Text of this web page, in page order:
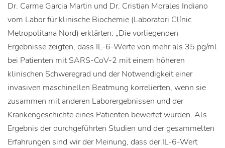
Dr. Carme Garcia Martin und Dr. Cristian Morales Indiano
vom Labor für klinische Biochemie (Laboratori Clínic
Metropolitana Nord) erklärten: „Die vorliegenden
Ergebnisse zeigten, dass IL-6-Werte von mehr als 35 pg/ml
bei Patienten mit SARS-CoV-2 mit einem höheren
klinischen Schweregrad und der Notwendigkeit einer
invasiven maschinellen Beatmung korrelierten, wenn sie
zusammen mit anderen Laborergebnissen und der
Krankengeschichte eines Patienten bewertet wurden. Als
Ergebnis der durchgeführten Studien und der gesammelten
Erfahrungen sind wir der Meinung, dass der IL-6-Wert